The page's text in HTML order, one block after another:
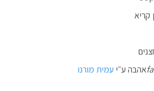
קריא
אהבה ע״י עמית מורנו